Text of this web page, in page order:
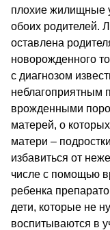
плохие жилищные
обоих родителей.
оставлена
новорожденного
с диагнозом
неблагоприятным
врожденными
матерей, о
матери –
избавиться от
числе с помощью
ребенка
дети, которые не
воспитываются в